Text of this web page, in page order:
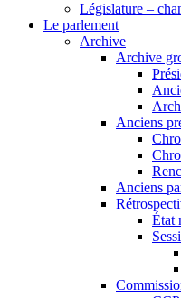
Législature –
Le parlement
Archive
Archive
Anciens
Anciens
État